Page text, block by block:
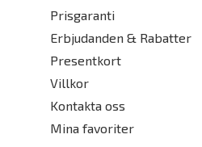
Prisgaranti
Erbjudanden & Rabatter
Presentkort
Villkor
Kontakta oss
Mina favoriter